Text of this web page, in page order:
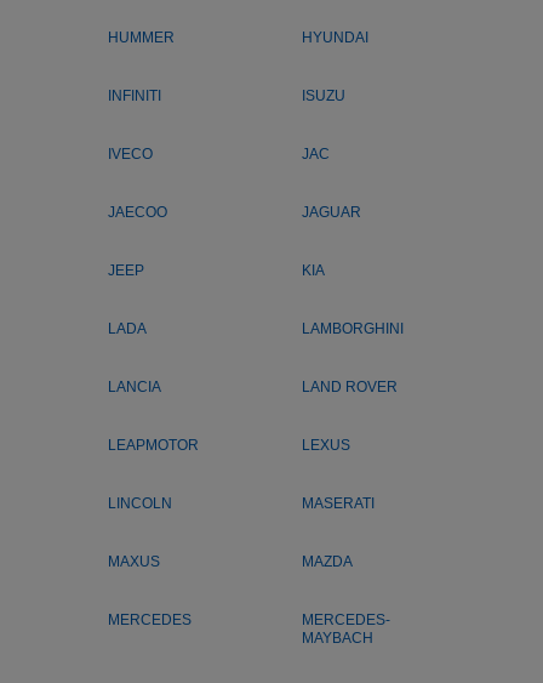
HUMMER HYUNDAI
INFINITI ISUZU
IVECO JAC
JAECOO JAGUAR
JEEP KIA
LADA LAMBORGHINI
LANCIA LAND ROVER
LEAPMOTOR LEXUS
LINCOLN MASERATI
MAXUS MAZDA
MERCEDES
MERCEDES-
MAYBACH